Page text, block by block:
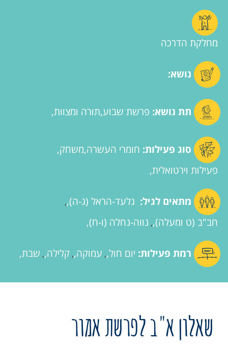
מחלקת הדרכה
נושא:
תת נושא: פרשת שבוע תורה ומצוות
סוג פעילות: חומרי העשרה משחק
פעילות וירטואלית
מתאים לגיל: גלעד-הראל (ג-ה) ,
חב"ב (ט ומעלה) , נווה-נחלה (ו-ח)
רמת פעילות: יום חול , עמוקה , קלילה , שבת
שאלון א"ב לפרשת אמור